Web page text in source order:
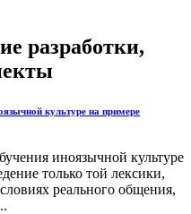
разработки,
культуре на примере
иноязычной культуре
только той лексики,
реального общения,